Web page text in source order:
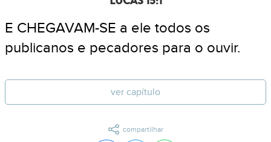
E CHEGAVAM-SE a ele todos os
publicanos e pecadores para o ouvir.
ver capítulo
compartilhar